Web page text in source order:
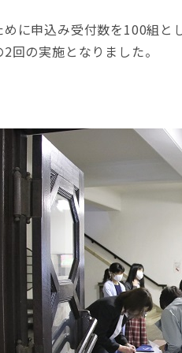
に申込み受付数を100組と
回の実施となりました。